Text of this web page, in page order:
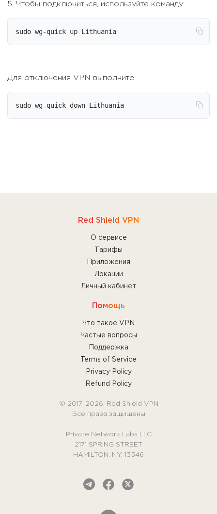
5. Чтобы подключиться, используйте команду:
sudo wg-quick up Lithuania
Для отключения VPN выполните:
sudo wg-quick down Lithuania
Red Shield VPN
О сервисе
Тарифы
Приложения
Локации
Личный кабинет
Помощь
Что такое VPN
Частые вопросы
Поддержка
Terms of Service
Privacy Policy
Refund Policy
© 2017-2026, Red Shield VPN
Все права защищены
Private Network Labs LLC
2171 SPRING STREET
HAMILTON, NY, 13346